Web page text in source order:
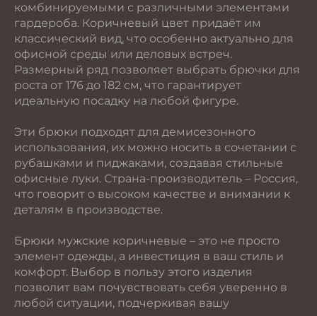
комбинируемыми с различными элементами
гардероба. Коричневый цвет придаёт им
классический вид, что особенно актуально для
офисной среды или деловых встреч.
Размерный ряд позволяет выбрать брючки для
роста от 176 до 182 см, что гарантирует
идеальную посадку на любой фигуре.
Эти брюки подходят для демисезонного
использования, их можно носить в сочетании с
рубашками и пиджаками, создавая стильные
офисные луки. Страна-производитель – Россия,
что говорит о высоком качестве и внимании к
деталям в производстве.
Брюки мужские коричневые – это не просто
элемент одежды, а инвестиция в ваш стиль и
комфорт. Выбор в пользу этого изделия
позволит вам почувствовать себя уверенно в
любой ситуации, подчеркивая вашу